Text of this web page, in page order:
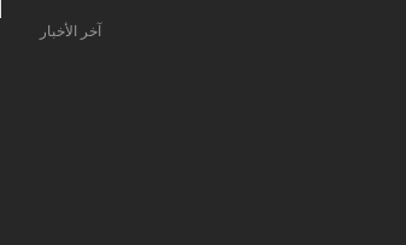
آخر الأخبار